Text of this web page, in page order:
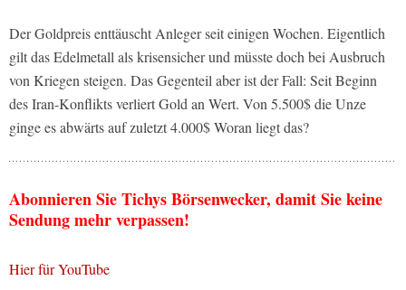
Der Goldpreis enttäuscht Anleger seit einigen Wochen. Eigentlich
gilt das Edelmetall als krisensicher und müsste doch bei Ausbruch
von Kriegen steigen. Das Gegenteil aber ist der Fall: Seit Beginn
des Iran-Konflikts verliert Gold an Wert. Von 5.500$ die Unze
ginge es abwärts auf zuletzt 4.000$ Woran liegt das?
Abonnieren Sie Tichys Börsenwecker, damit Sie keine
Sendung mehr verpassen!
Hier für YouTube